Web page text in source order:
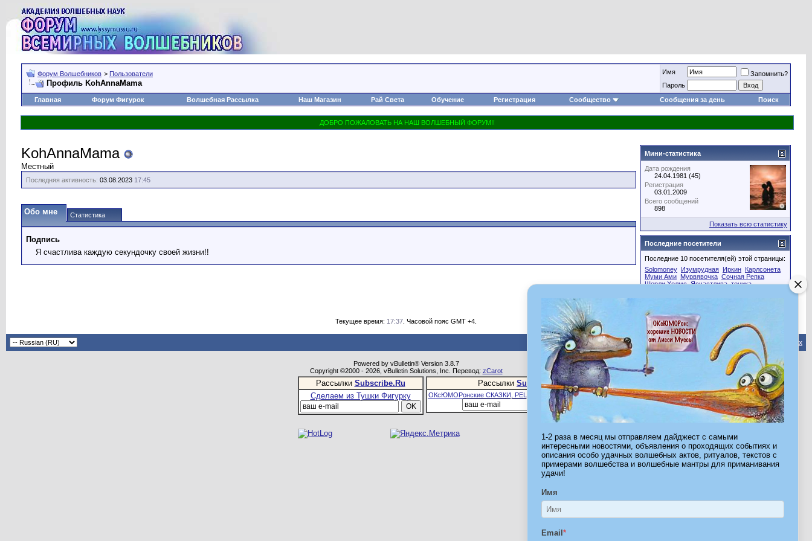
1-2 раза в месяц мы отправляем дайджест с самыми
интересными новостями, объявления о проходящих событиях и
описания особо удачных волшебных актов, ритуалов, текстов с
примерами волшебства и волшебные мантры для приманивания
удачи!
Имя
Email *
Форум Волшебников > Пользователи
Профиль KohAnnaMama
Имя
Запомнить?
Пароль
Главная
Форум Фигурок Волшебная Рассылка Наш Магазин Рай Света Обучение Регистрация Сообщество Сообщения за день Поиск
KohAnnaMama
Местный
Последняя активность: 03.08.2023 17:45
Обо мне Статистика
Подпись
Я счастлива каждую секундочку своей жизни!!
Мини-статистика
Дата рождения
24.04.1981 (45)
Регистрация
03.01.2009
Всего сообщений
898
Показать всю статистику
Последние посетители
Последние 10 посетителя(ей) этой страницы:
Solomoney Изумрудная Иркин Карлсонета
Муми Ами Мурвявочка Сочная Репка
Шерли Холмс Ясчастлива тоника
Текущее время: 17:37 . Часовой пояс GMT +4.
Обратная связь-Форум Волшебников Архив Вверх
Powered by vBulletin® Version 3.8.7
Copyright ©2000 - 2026, vBulletin Solutions, Inc. Перевод: zCarot
Рассылки Subscribe.Ru
Сделаем из Тушки Фигурку
Рассылки Subscribe.Ru
ОКсЮМОРонские СКАЗКИ, РЕЦЕПТЫ И ШТУЧКИ ДЛЯ ВСЕХ